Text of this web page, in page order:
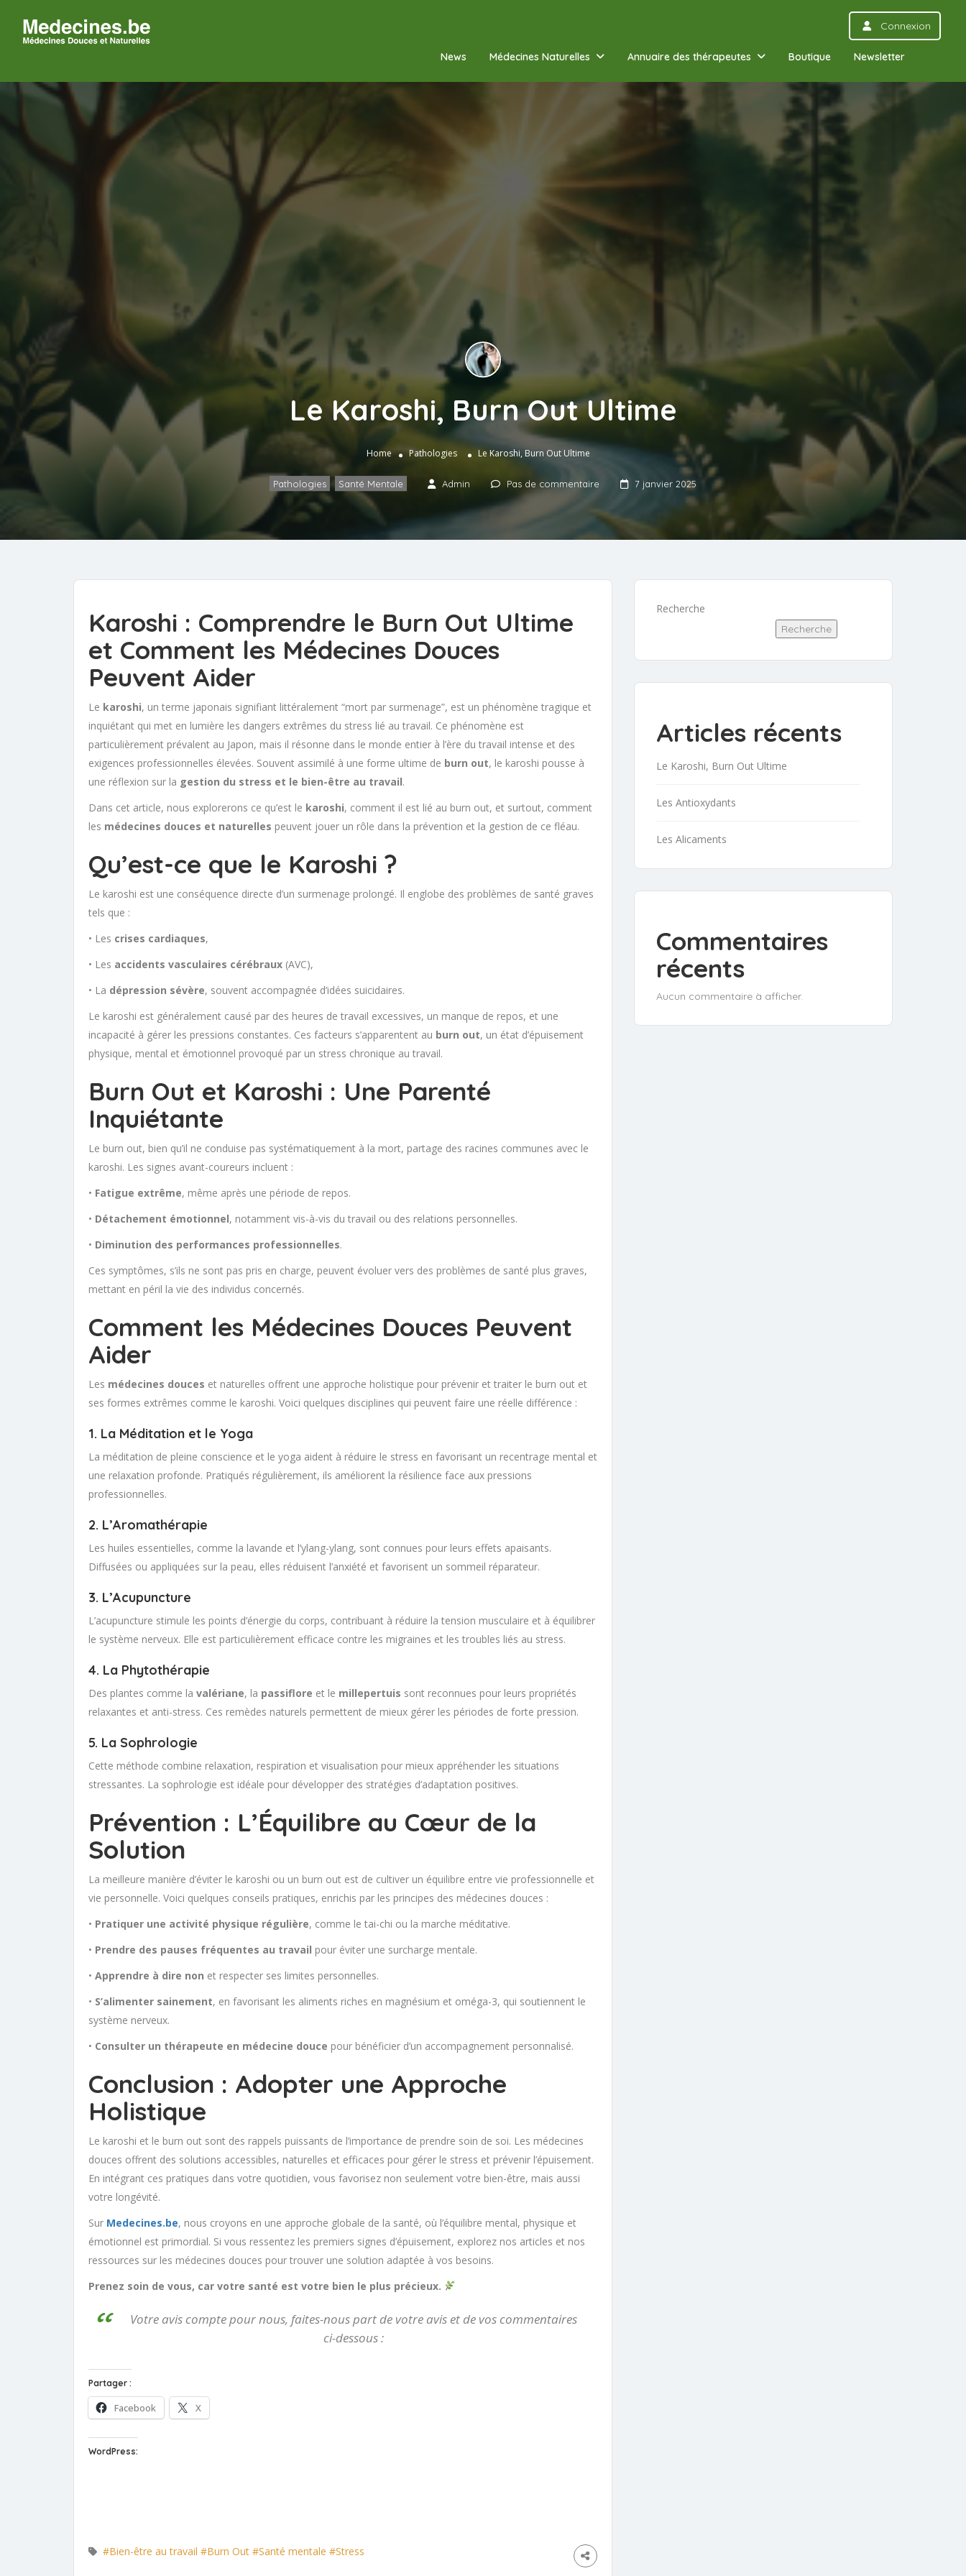
Connexion
News Médecines Naturelles Annuaire des thérapeutes Boutique Newsletter
Le Karoshi, Burn Out Ultime
Home Pathologies Le Karoshi, Burn Out Ultime
Pathologies Santé Mentale Admin Pas de commentaire 7 janvier 2025
Karoshi : Comprendre le Burn Out Ultime
et Comment les Médecines Douces
Peuvent Aider
Le karoshi, un terme japonais signifiant littéralement “mort par surmenage”, est un phénomène tragique et
inquiétant qui met en lumière les dangers extrêmes du stress lié au travail. Ce phénomène est
particulièrement prévalent au Japon, mais il résonne dans le monde entier à l’ère du travail intense et des
exigences professionnelles élevées. Souvent assimilé à une forme ultime de burn out, le karoshi pousse à
une réflexion sur la gestion du stress et le bien-être au travail.
Dans cet article, nous explorerons ce qu’est le karoshi, comment il est lié au burn out, et surtout, comment
les médecines douces et naturelles peuvent jouer un rôle dans la prévention et la gestion de ce fléau.
Qu’est-ce que le Karoshi ?
Le karoshi est une conséquence directe d’un surmenage prolongé. Il englobe des problèmes de santé graves
tels que :
• Les crises cardiaques,
• Les accidents vasculaires cérébraux (AVC),
• La dépression sévère, souvent accompagnée d’idées suicidaires.
Le karoshi est généralement causé par des heures de travail excessives, un manque de repos, et une
incapacité à gérer les pressions constantes. Ces facteurs s’apparentent au burn out, un état d’épuisement
physique, mental et émotionnel provoqué par un stress chronique au travail.
Burn Out et Karoshi : Une Parenté
Inquiétante
Le burn out, bien qu’il ne conduise pas systématiquement à la mort, partage des racines communes avec le
karoshi. Les signes avant-coureurs incluent :
• Fatigue extrême, même après une période de repos.
• Détachement émotionnel, notamment vis-à-vis du travail ou des relations personnelles.
• Diminution des performances professionnelles.
Ces symptômes, s’ils ne sont pas pris en charge, peuvent évoluer vers des problèmes de santé plus graves,
mettant en péril la vie des individus concernés.
Comment les Médecines Douces Peuvent
Aider
Les médecines douces et naturelles offrent une approche holistique pour prévenir et traiter le burn out et
ses formes extrêmes comme le karoshi. Voici quelques disciplines qui peuvent faire une réelle différence :
1. La Méditation et le Yoga
La méditation de pleine conscience et le yoga aident à réduire le stress en favorisant un recentrage mental et
une relaxation profonde. Pratiqués régulièrement, ils améliorent la résilience face aux pressions
professionnelles.
2. L’Aromathérapie
Les huiles essentielles, comme la lavande et l’ylang-ylang, sont connues pour leurs effets apaisants.
Diffusées ou appliquées sur la peau, elles réduisent l’anxiété et favorisent un sommeil réparateur.
3. L’Acupuncture
L’acupuncture stimule les points d’énergie du corps, contribuant à réduire la tension musculaire et à équilibrer
le système nerveux. Elle est particulièrement efficace contre les migraines et les troubles liés au stress.
4. La Phytothérapie
Des plantes comme la valériane, la passiflore et le millepertuis sont reconnues pour leurs propriétés
relaxantes et anti-stress. Ces remèdes naturels permettent de mieux gérer les périodes de forte pression.
5. La Sophrologie
Cette méthode combine relaxation, respiration et visualisation pour mieux appréhender les situations
stressantes. La sophrologie est idéale pour développer des stratégies d’adaptation positives.
Prévention : L’Équilibre au Cœur de la
Solution
La meilleure manière d’éviter le karoshi ou un burn out est de cultiver un équilibre entre vie professionnelle et
vie personnelle. Voici quelques conseils pratiques, enrichis par les principes des médecines douces :
• Pratiquer une activité physique régulière, comme le tai-chi ou la marche méditative.
• Prendre des pauses fréquentes au travail pour éviter une surcharge mentale.
• Apprendre à dire non et respecter ses limites personnelles.
• S’alimenter sainement, en favorisant les aliments riches en magnésium et oméga-3, qui soutiennent le
système nerveux.
• Consulter un thérapeute en médecine douce pour bénéficier d’un accompagnement personnalisé.
Conclusion : Adopter une Approche
Holistique
Le karoshi et le burn out sont des rappels puissants de l’importance de prendre soin de soi. Les médecines
douces offrent des solutions accessibles, naturelles et efficaces pour gérer le stress et prévenir l’épuisement.
En intégrant ces pratiques dans votre quotidien, vous favorisez non seulement votre bien-être, mais aussi
votre longévité.
Sur Medecines.be, nous croyons en une approche globale de la santé, où l’équilibre mental, physique et
émotionnel est primordial. Si vous ressentez les premiers signes d’épuisement, explorez nos articles et nos
ressources sur les médecines douces pour trouver une solution adaptée à vos besoins.
Prenez soin de vous, car votre santé est votre bien le plus précieux.
Votre avis compte pour nous, faites-nous part de votre avis et de vos commentaires
ci-dessous :
Partager :
Facebook X
WordPress:
#Bien-être au travail #Burn Out #Santé mentale #Stress
Recherche
Recherche
Articles récents
Le Karoshi, Burn Out Ultime
Les Antioxydants
Les Alicaments
Commentaires
récents
Aucun commentaire à afficher.